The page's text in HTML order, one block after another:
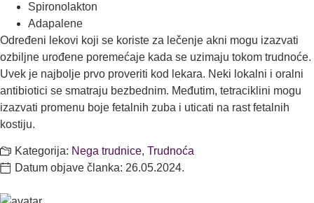
Spironolakton
Adapalene
Određeni lekovi koji se koriste za lečenje akni mogu izazvati
ozbilјne urođene poremećaje kada se uzimaju tokom trudnoće.
Uvek je najbolјe prvo proveriti kod lekara. Neki lokalni i oralni
antibiotici se smatraju bezbednim. Međutim, tetraciklini mogu
izazvati promenu boje fetalnih zuba i uticati na rast fetalnih
kostiju.
Kategorija: Nega trudnice, Trudnoća
Datum objave članka: 26.05.2024.